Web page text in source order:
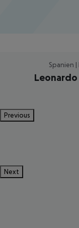
Spanien
Previous
Next